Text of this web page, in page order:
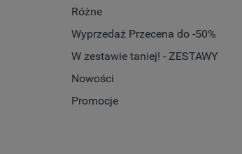
Różne
Wyprzedaż Przecena do -50%
W zestawie taniej! - ZESTAWY
Nowości
Promocje